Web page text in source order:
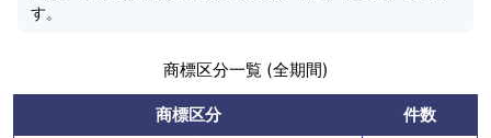
す。
商標区分一覧 (全期間)
商標区分
件数